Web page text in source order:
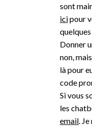
sont
icipour
Donner
non,
là pour
code
Si vous
les
email.